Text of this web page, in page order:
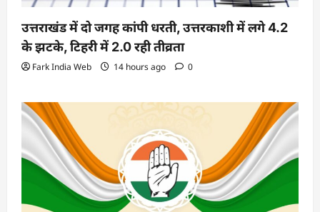
उत्तराखंड में दो जगह कांपी धरती, उत्तरकाशी में लगे 4.2
के झटके, टिहरी में 2.0 रही तीव्रता
Fark India Web 14 hours ago 0